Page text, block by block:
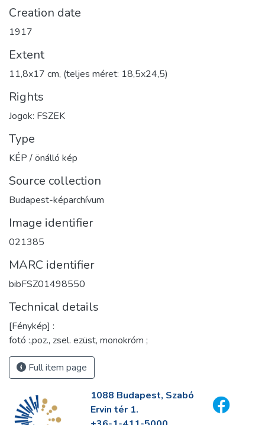
Creation date
1917
Extent
11,8x17 cm, (teljes méret: 18,5x24,5)
Rights
Jogok: FSZEK
Type
KÉP / önálló kép
Source collection
Budapest-képarchívum
Image identifier
021385
MARC identifier
bibFSZ01498550
Technical details
[Fénykép] :
fotó :,poz., zsel. ezüst, monokróm ;
Full item page
1088 Budapest, Szabó
Ervin tér 1.